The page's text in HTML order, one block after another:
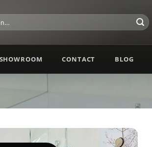
SHOWROOM CONTACT BLOG